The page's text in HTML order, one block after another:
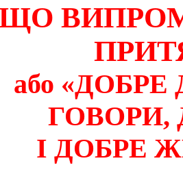
або
ГОВОРИ,
І ДОБРЕ